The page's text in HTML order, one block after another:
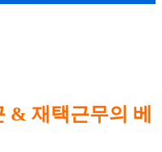
& 재택근무의 베